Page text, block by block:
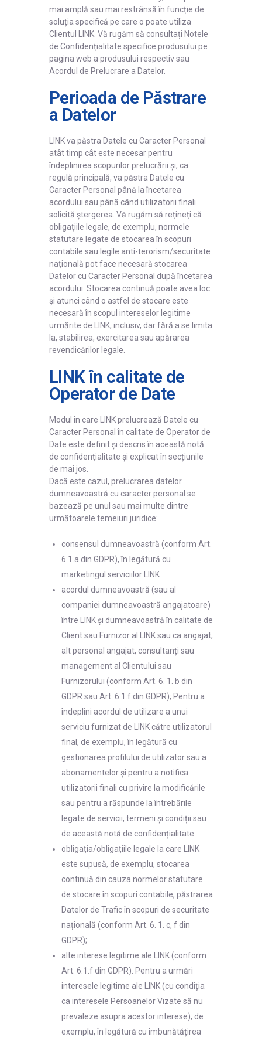
mai amplă sau mai restrânsă în funcție de
soluția specifică pe care o poate utiliza
Clientul LINK. Vă rugăm să consultați Notele
de Confidențialitate specifice produsului pe
pagina web a produsului respectiv sau
Acordul de Prelucrare a Datelor.
Perioada de Păstrare
a Datelor
LINK va păstra Datele cu Caracter Personal
atât timp cât este necesar pentru
îndeplinirea scopurilor prelucrării și, ca
regulă principală, va păstra Datele cu
Caracter Personal până la încetarea
acordului sau până când utilizatorii finali
solicită ștergerea. Vă rugăm să rețineți că
obligațiile legale, de exemplu, normele
statutare legate de stocarea în scopuri
contabile sau legile anti-terorism/securitate
națională pot face necesară stocarea
Datelor cu Caracter Personal după încetarea
acordului. Stocarea continuă poate avea loc
și atunci când o astfel de stocare este
necesară în scopul intereselor legitime
urmărite de LINK, inclusiv, dar fără a se limita
la, stabilirea, exercitarea sau apărarea
revendicărilor legale.
LINK în calitate de
Operator de Date
Modul în care LINK prelucrează Datele cu
Caracter Personal în calitate de Operator de
Date este definit și descris în această notă
de confidențialitate și explicat în secțiunile
de mai jos.
Dacă este cazul, prelucrarea datelor
dumneavoastră cu caracter personal se
bazează pe unul sau mai multe dintre
următoarele temeiuri juridice:
consensul dumneavoastră (conform Art.
6.1.a din GDPR), în legătură cu
marketingul serviciilor LINK
acordul dumneavoastră (sau al
companiei dumneavoastră angajatoare)
între LINK și dumneavoastră în calitate de
Client sau Furnizor al LINK sau ca angajat,
alt personal angajat, consultanți sau
management al Clientului sau
Furnizorului (conform Art. 6. 1. b din
GDPR sau Art. 6.1.f din GDPR); Pentru a
îndeplini acordul de utilizare a unui
serviciu furnizat de LINK către utilizatorul
final, de exemplu, în legătură cu
gestionarea profilului de utilizator sau a
abonamentelor și pentru a notifica
utilizatorii finali cu privire la modificările
sau pentru a răspunde la întrebările
legate de servicii, termeni și condiții sau
de această notă de confidențialitate.
obligația/obligațiile legale la care LINK
este supusă, de exemplu, stocarea
continuă din cauza normelor statutare
de stocare în scopuri contabile, păstrarea
Datelor de Trafic în scopuri de securitate
națională (conform Art. 6. 1. c, f din
GDPR);
alte interese legitime ale LINK (conform
Art. 6.1.f din GDPR). Pentru a urmări
interesele legitime ale LINK (cu condiția
ca interesele Persoanelor Vizate să nu
prevaleze asupra acestor interese), de
exemplu, în legătură cu îmbunătățirea